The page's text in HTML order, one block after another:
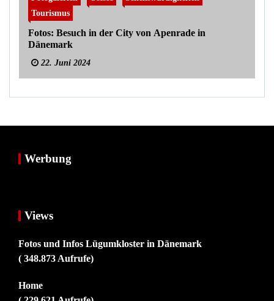
Tourismus
Fotos: Besuch in der City von Apenrade in
Dänemark
22. Juni 2024
Werbung
Views
Fotos und Infos Lügumkloster in Dänemark
( 348.873 Aufrufe)
Home